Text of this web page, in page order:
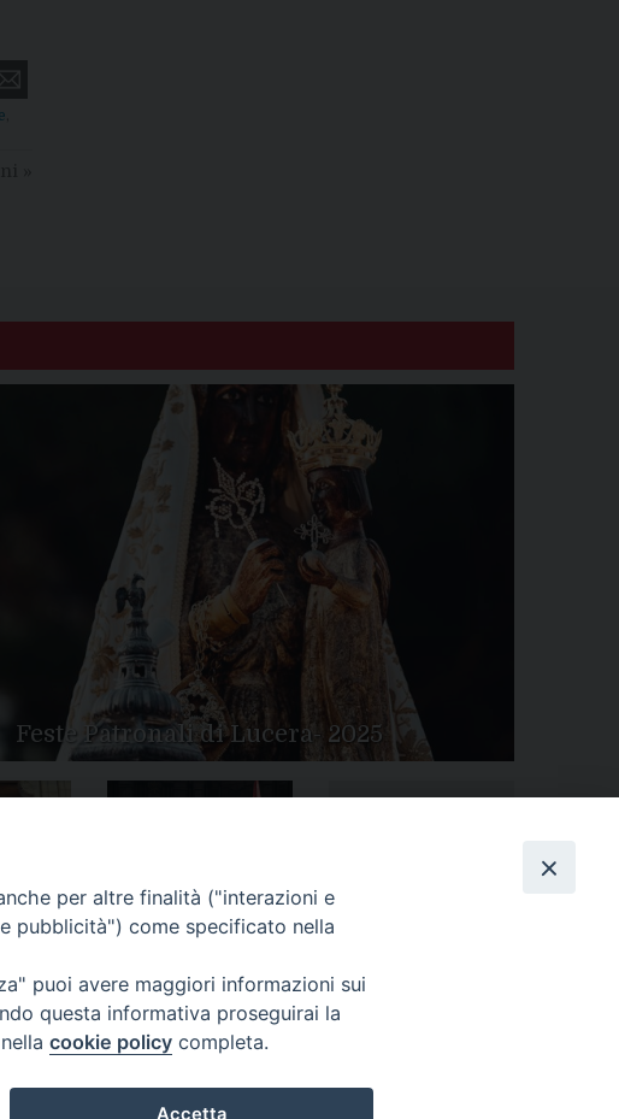
Feste Patronali di Lucera- 2025
Diocesi
per altre finalità ("interazioni e
pubblicità") come specificato nella
puoi avere maggiori informazioni sui
questa informativa proseguirai la
cookie policy completa.
Accetta